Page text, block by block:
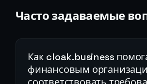
Часто задаваемые
Как cloak.business
финансовым